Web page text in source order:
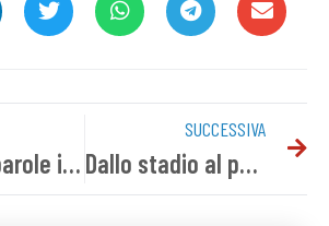
Le prime parole in azzurro di Boseggia e Ledonne
SUCCESSIVA
Dallo stadio al palazzetto con l’azzurro nel cuore